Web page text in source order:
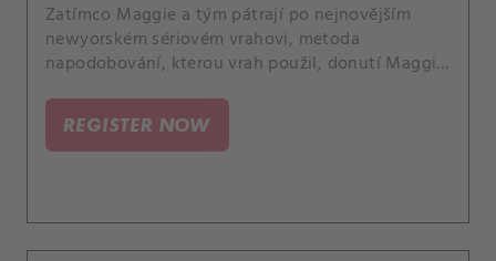
Zatímco Maggie a tým pátrají po nejnovějším
newyorském sériovém vrahovi, metoda
napodobování, kterou vrah použil, donutí Maggie
slashera, kterého poslala za mříže.
REGISTER NOW